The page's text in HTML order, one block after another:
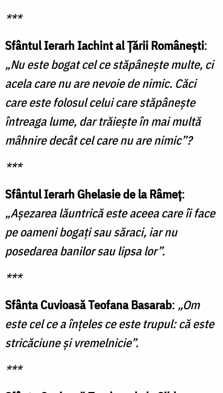
***
Sfântul Ierarh Iachint al Ţării Româneşti:
„Nu este bogat cel ce stăpâneşte multe, ci
acela care nu are nevoie de nimic. Căci
care este folosul celui care stăpâneşte
întreaga lume, dar trăieşte în mai multă
mâhnire decât cel care nu are nimic”?
***
Sfântul Ierarh Ghelasie de la Râmeţ:
„Aşezarea lăuntrică este aceea care îi face
pe oameni bogaţi sau săraci, iar nu
posedarea banilor sau lipsa lor”.
***
Sfânta Cuvioasă Teofana Basarab: „Om
este cel ce a înţeles ce este trupul: că este
stricăciune şi vremelnicie”.
***